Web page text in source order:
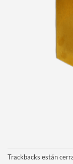
Trackbacks están